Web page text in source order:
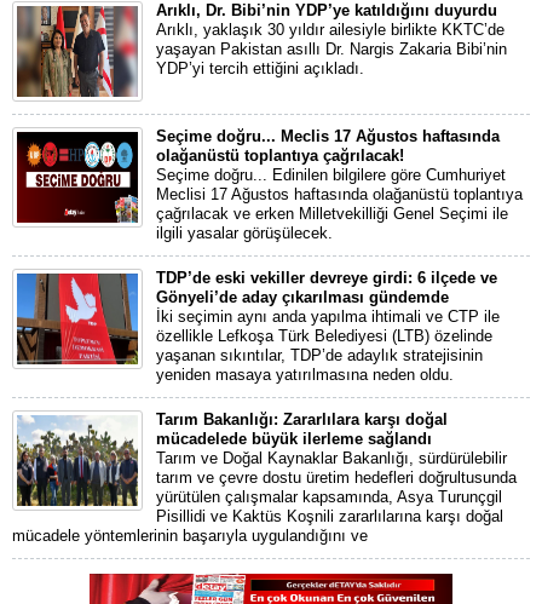
Arıklı, Dr. Bibi’nin YDP’ye katıldığını duyurdu
Arıklı, yaklaşık 30 yıldır ailesiyle birlikte KKTC’de
yaşayan Pakistan asıllı Dr. Nargis Zakaria Bibi’nin
YDP’yi tercih ettiğini açıkladı.
Seçime doğru... Meclis 17 Ağustos haftasında
olağanüstü toplantıya çağrılacak!
Seçime doğru... Edinilen bilgilere göre Cumhuriyet
Meclisi 17 Ağustos haftasında olağanüstü toplantıya
çağrılacak ve erken Milletvekilliği Genel Seçimi ile
ilgili yasalar görüşülecek.
TDP’de eski vekiller devreye girdi: 6 ilçede ve
Gönyeli’de aday çıkarılması gündemde
İki seçimin aynı anda yapılma ihtimali ve CTP ile
özellikle Lefkoşa Türk Belediyesi (LTB) özelinde
yaşanan sıkıntılar, TDP’de adaylık stratejisinin
yeniden masaya yatırılmasına neden oldu.
Tarım Bakanlığı: Zararlılara karşı doğal
mücadelede büyük ilerleme sağlandı
Tarım ve Doğal Kaynaklar Bakanlığı, sürdürülebilir
tarım ve çevre dostu üretim hedefleri doğrultusunda
yürütülen çalışmalar kapsamında, Asya Turunçgil
Pisillidi ve Kaktüs Koşnili zararlılarına karşı doğal
mücadele yöntemlerinin başarıyla uygulandığını ve